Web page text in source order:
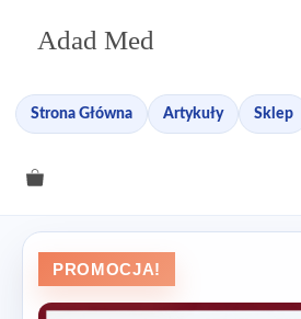
Adad Med
Strona Główna Artykuły Sklep
PROMOCJA!